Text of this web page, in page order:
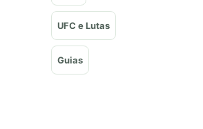
UFC e Lutas
Guias